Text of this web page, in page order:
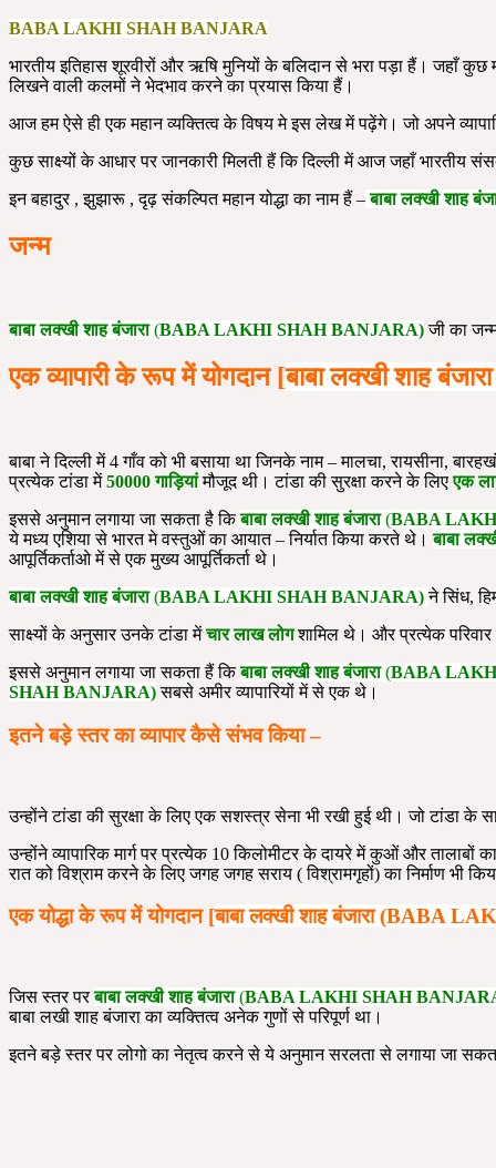
BABA LAKHI SHAH BANJARA
भारतीय इतिहास शूरवीरों और ऋषि मुनियों के बलिदान से भरा पड़ा हैं। जहाँ
लिखने वाली कलमों ने भेदभाव करने का प्रयास किया हैं।
आज हम ऐसे ही एक महान व्यक्तित्व के विषय मे इस लेख में पढ़ेंगे। जो अपने
कुछ साक्ष्यों के आधार पर जानकारी मिलती हैं कि दिल्ली में आज जहाँ भारतीय
इन बहादुर , झुझारू , दृढ़ संकल्पित महान योद्धा का नाम हैं –बाबा लक्खी शाह
जन्म
बाबा लक्खी शाह बंजारा(BABA LAKHI SHAH BANJARA)जी का
एक व्यापारी के रूप में योगदान [बाबा लक्खी शाह बंजारा
बाबा ने दिल्ली में 4 गाँव को भी बसाया था जिनके नाम – मालचा, रायसीना,
प्रत्येक टांडा में50000 गाड़ियांमौजूद थी। टांडा की सुरक्षा करने के लिएएक
इससे अनुमान लगाया जा सकता है किबाबा लक्खी शाह बंजारा(BABA
ये मध्य एशिया से भारत मे वस्तुओं का आयात – निर्यात किया करते थे।बाबा
आपूर्तिकर्ताओ में से एक मुख्य आपूर्तिकर्ता थे।
बाबा लक्खी शाह बंजारा(BABA LAKHI SHAH BANJARA)ने सिंध,
साक्ष्यों के अनुसार उनके टांडा मेंचार लाख लोगशामिल थे। और प्रत्येक परिवार
इससे अनुमान लगाया जा सकता हैं किबाबा लक्खी शाह बंजारा(BABA
SHAH BANJARA)सबसे अमीर व्यापारियों में से एक थे।
इतने बड़े स्तर का व्यापार कैसे संभव किया –
उन्होंने टांडा की सुरक्षा के लिए एक सशस्त्र सेना भी रखी हुई थी। जो टांडा के
उन्होंने व्यापारिक मार्ग पर प्रत्येक 10 किलोमीटर के दायरे में कुओं और
रात को विश्राम करने के लिए जगह जगह सराय ( विश्रामगृहों) का निर्माण भी
एक योद्धा के रूप में योगदान [बाबा लक्खी शाह बंजारा(BABA
जिस स्तर परबाबा लक्खी शाह बंजारा(BABA LAKHI SHAH
बाबा लखी शाह बंजारा का व्यक्तित्व अनेक गुणों से परिपूर्ण था।
इतने बड़े स्तर पर लोगो का नेतृत्व करने से ये अनुमान सरलता से लगाया जा